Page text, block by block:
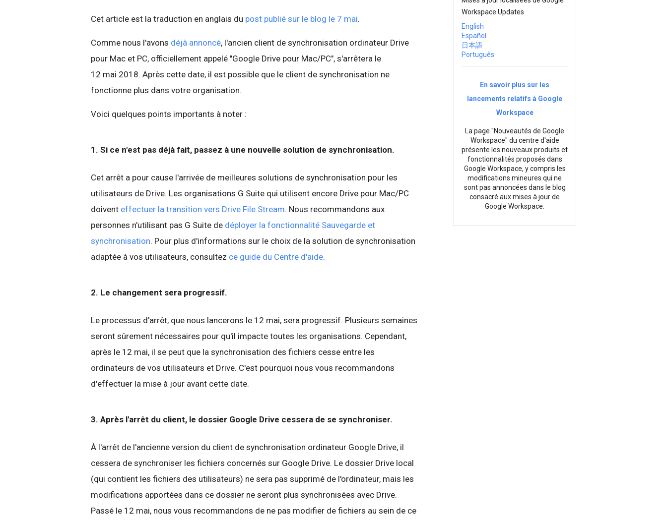
Cet article est la traduction en anglais du post publié sur le blog le 7 mai.
Comme nous l'avons déjà annoncé, l'ancien client de synchronisation ordinateur Drive
pour Mac et PC, officiellement appelé "Google Drive pour Mac/PC", s'arrêtera le
12 mai 2018. Après cette date, il est possible que le client de synchronisation ne
fonctionne plus dans votre organisation.
Voici quelques points importants à noter :
1. Si ce n'est pas déjà fait, passez à une nouvelle solution de synchronisation.
Cet arrêt a pour cause l'arrivée de meilleures solutions de synchronisation pour les
utilisateurs de Drive. Les organisations G Suite qui utilisent encore Drive pour Mac/PC
doivent effectuer la transition vers Drive File Stream. Nous recommandons aux
personnes n'utilisant pas G Suite de déployer la fonctionnalité Sauvegarde et
synchronisation. Pour plus d'informations sur le choix de la solution de synchronisation
adaptée à vos utilisateurs, consultez ce guide du Centre d'aide.
2. Le changement sera progressif.
Le processus d'arrêt, que nous lancerons le 12 mai, sera progressif. Plusieurs semaines
seront sûrement nécessaires pour qu'il impacte toutes les organisations. Cependant,
après le 12 mai, il se peut que la synchronisation des fichiers cesse entre les
ordinateurs de vos utilisateurs et Drive. C'est pourquoi nous vous recommandons
d'effectuer la mise à jour avant cette date.
3. Après l'arrêt du client, le dossier Google Drive cessera de se synchroniser.
À l'arrêt de l'ancienne version du client de synchronisation ordinateur Google Drive, il
cessera de synchroniser les fichiers concernés sur Google Drive. Le dossier Drive local
(qui contient les fichiers des utilisateurs) ne sera pas supprimé de l'ordinateur, mais les
modifications apportées dans ce dossier ne seront plus synchronisées avec Drive.
Passé le 12 mai, nous vous recommandons de ne pas modifier de fichiers au sein de ce
Workspace Updates
English
Español
日本語
Português
En savoir plus sur les
lancements relatifs à Google
Workspace
La page "Nouveautés de Google
Workspace" du centre d'aide
présente les nouveaux produits et
fonctionnalités proposés dans
Google Workspace, y compris les
modifications mineures qui ne
sont pas annoncées dans le blog
consacré aux mises à jour de
Google Workspace.